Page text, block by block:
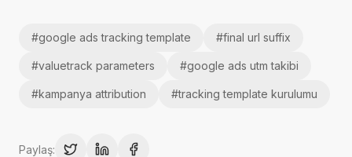
#google ads tracking template #final url suffix
#valuetrack parameters #google ads utm takibi
#kampanya attribution #tracking template kurulumu
Paylaş: